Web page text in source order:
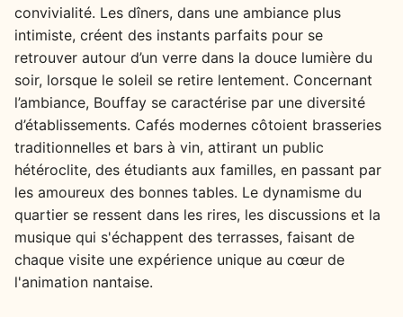
convivialité. Les dîners, dans une ambiance plus
intimiste, créent des instants parfaits pour se
retrouver autour d’un verre dans la douce lumière du
soir, lorsque le soleil se retire lentement. Concernant
l’ambiance, Bouffay se caractérise par une diversité
d’établissements. Cafés modernes côtoient brasseries
traditionnelles et bars à vin, attirant un public
hétéroclite, des étudiants aux familles, en passant par
les amoureux des bonnes tables. Le dynamisme du
quartier se ressent dans les rires, les discussions et la
musique qui s'échappent des terrasses, faisant de
chaque visite une expérience unique au cœur de
l'animation nantaise.